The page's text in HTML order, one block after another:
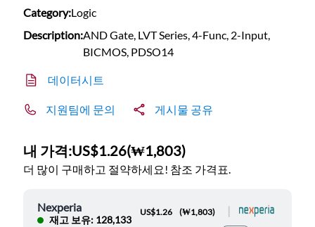
Category:Logic
Description:AND Gate, LVT Series, 4-Func, 2-Input,
BICMOS, PDSO14
데이터시트
지원팀에 문의 게시물 공유
내 가격:US$1.26(₩1,803)
더 많이 구매하고 절약하세요! 참조 가격표.
Nexperia
재고 보유: 128,133
US$1.26 (₩1,803)